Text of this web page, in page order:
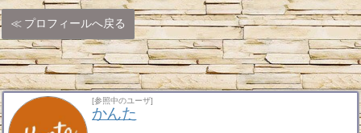
プロフィールへ戻る
[参照中のユーザ]
かんた